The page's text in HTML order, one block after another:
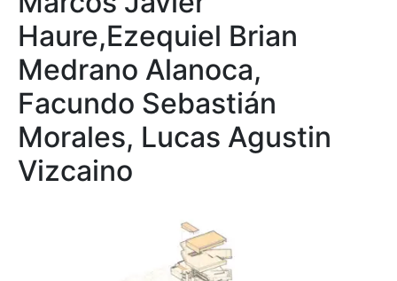
Haure,Ezequiel Brian
Medrano Alanoca,
Facundo Sebastián
Morales, Lucas Agustin
Vizcaino